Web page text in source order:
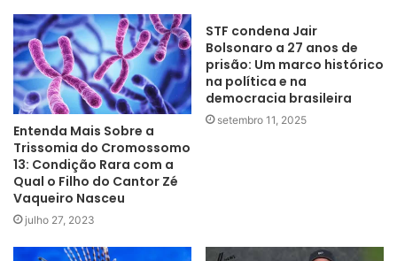
Entenda Mais Sobre a
Trissomia do Cromossomo
13: Condição Rara com a
Qual o Filho do Cantor Zé
Vaqueiro Nasceu
julho 27, 2023
STF condena Jair
Bolsonaro a 27 anos de
prisão: Um marco histórico
na política e na
democracia brasileira
setembro 11, 2025